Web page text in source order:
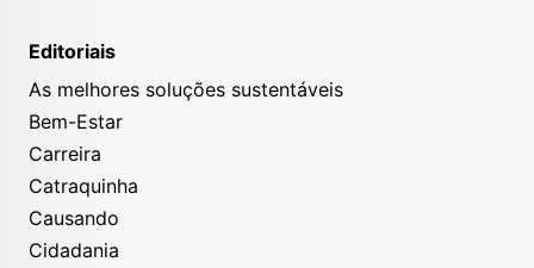
Editoriais
As melhores soluções sustentáveis
Bem-Estar
Carreira
Catraquinha
Causando
Cidadania